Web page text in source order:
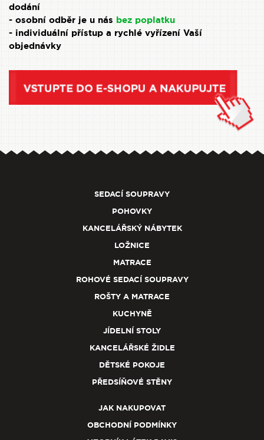
dodání
- osobní odběr je u nás bez poplatku
- individuální přístup a rychlé vyřízení Vaší
objednávky
SEDACÍ SOUPRAVY
POHOVKY
KANCELÁŘSKÝ NÁBYTEK
LOŽNICE
MATRACE
ROHOVÉ SEDACÍ SOUPRAVY
ROŠTY A MATRACE
KUCHYNĚ
JÍDELNÍ STOLY
KANCELÁŘSKÉ ŽIDLE
DĚTSKÉ POKOJE
PŘEDSÍŇOVÉ STĚNY
JAK NAKUPOVAT
OBCHODNÍ PODMÍNKY